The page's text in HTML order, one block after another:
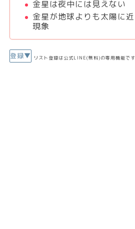
金星は夜中には見えない
金星が地球よりも太陽に
現象
登録▼ リスト登録は公式LINE(無料)の専用機能です